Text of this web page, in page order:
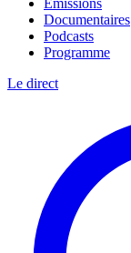
Émissions
Documentaires
Podcasts
Programme
Le direct